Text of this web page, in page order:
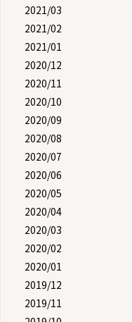
2021/03
2021/02
2021/01
2020/12
2020/11
2020/10
2020/09
2020/08
2020/07
2020/06
2020/05
2020/04
2020/03
2020/02
2020/01
2019/12
2019/11